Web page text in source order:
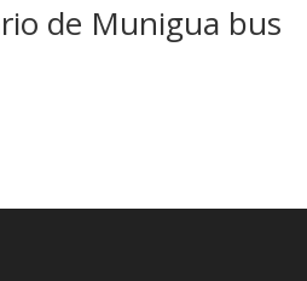
de Munigua bus